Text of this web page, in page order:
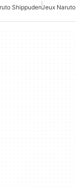
ShippudenJeux Naruto